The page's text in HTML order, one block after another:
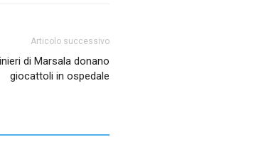
Articolo successivo
di Marsala donano
giocattoli in ospedale